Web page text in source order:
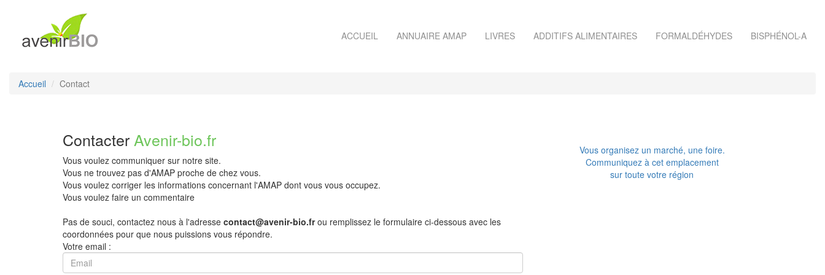
ACCUEIL ANNUAIRE AMAP LIVRES ADDITIFS ALIMENTAIRES FORMALDÉHYDES BISPHÉNOL-A
Accueil Contact
Contacter Avenir-bio.fr
Vous voulez communiquer sur notre site.
Vous ne trouvez pas d'AMAP proche de chez vous.
Vous voulez corriger les informations concernant l'AMAP dont vous vous occupez.
Vous voulez faire un commentaire
Pas de souci, contactez nous à l'adresse contact@avenir-bio.frou remplissez le formulaire ci-dessous avec les
coordonnées pour que nous puissions vous répondre.
Votre email :
Vous organisez un marché, une foire.
Communiquez à cet emplacement
sur toute votre région